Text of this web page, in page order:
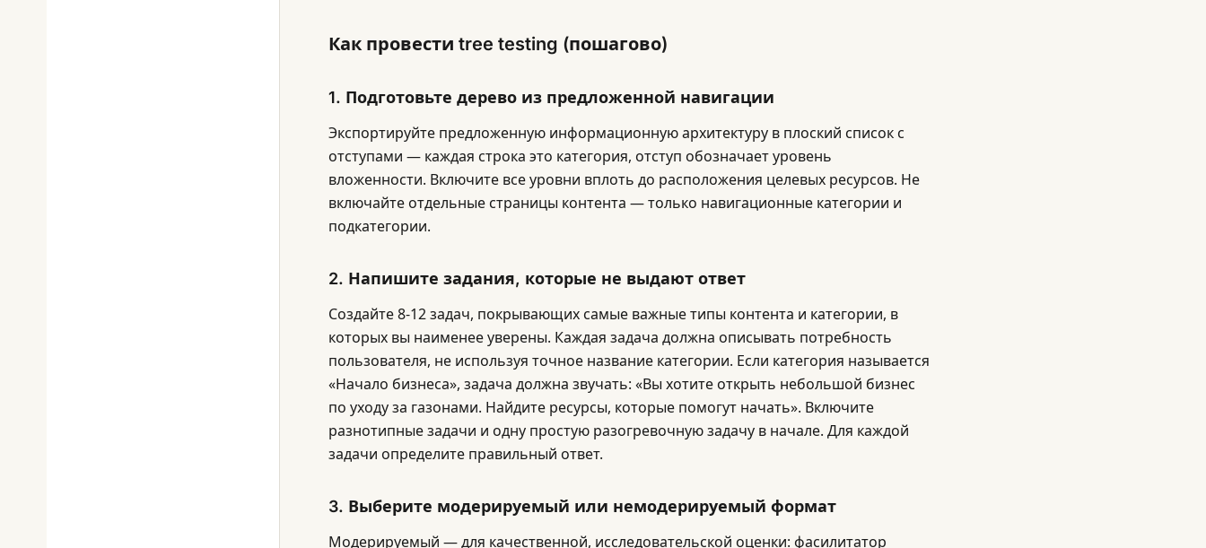
Как провести tree testing (пошагово)
1. Подготовьте дерево из предложенной навигации
Экспортируйте предложенную информационную архитектуру в плоский список с
отступами — каждая строка это категория, отступ обозначает уровень
вложенности. Включите все уровни вплоть до расположения целевых ресурсов. Не
включайте отдельные страницы контента — только навигационные категории и
подкатегории.
2. Напишите задания, которые не выдают ответ
Создайте 8-12 задач, покрывающих самые важные типы контента и категории, в
которых вы наименее уверены. Каждая задача должна описывать потребность
пользователя, не используя точное название категории. Если категория называется
«Начало бизнеса», задача должна звучать: «Вы хотите открыть небольшой бизнес
по уходу за газонами. Найдите ресурсы, которые помогут начать». Включите
разнотипные задачи и одну простую разогревочную задачу в начале. Для каждой
задачи определите правильный ответ.
3. Выберите модерируемый или немодерируемый формат
Модерируемый — для качественной, исследовательской оценки: фасилитатор